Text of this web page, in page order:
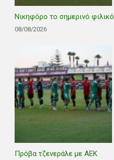
Νικηφόρο το σημερινό φιλικό
08/08/2026
Πρόβα τζενεράλε με ΑΕΚ